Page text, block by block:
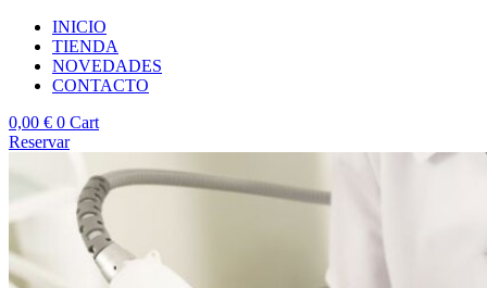
INICIO
TIENDA
NOVEDADES
CONTACTO
0,00 € 0 Cart
Reservar